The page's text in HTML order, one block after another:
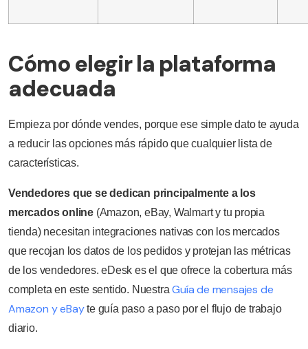
Cómo elegir la plataforma
adecuada
Empieza por dónde vendes, porque ese simple dato te ayuda
a reducir las opciones más rápido que cualquier lista de
características.
Vendedores que se dedican principalmente a los
mercados online (Amazon, eBay, Walmart y tu propia
tienda) necesitan integraciones nativas con los mercados
que recojan los datos de los pedidos y protejan las métricas
de los vendedores. eDesk es el que ofrece la cobertura más
completa en este sentido. NuestraGuía de mensajes de
Amazon y eBayte guía paso a paso por el flujo de trabajo
diario.